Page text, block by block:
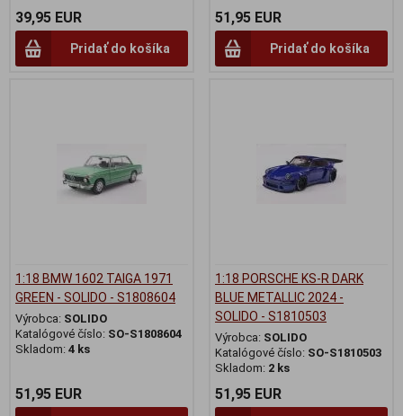
39,95 EUR
Pridať do košíka
51,95 EUR
Pridať do košíka
1:18 BMW 1602 TAIGA 1971
GREEN - SOLIDO - S1808604
Výrobca: SOLIDO
Katalógové číslo: SO-S1808604
Skladom: 4 ks
51,95 EUR
1:18 PORSCHE KS-R DARK
BLUE METALLIC 2024 -
SOLIDO - S1810503
Výrobca: SOLIDO
Katalógové číslo: SO-S1810503
Skladom: 2 ks
51,95 EUR